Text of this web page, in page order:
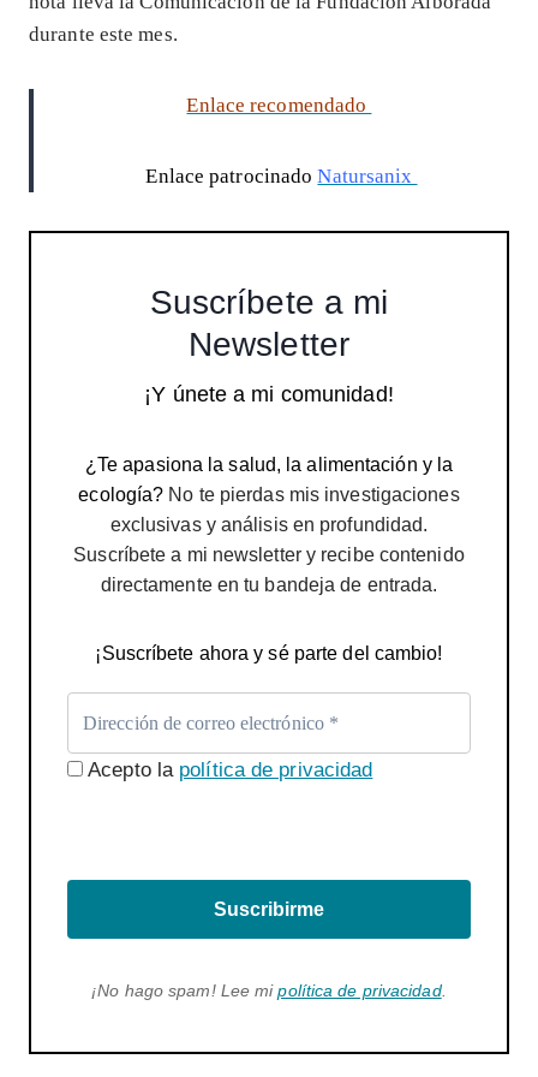
durante este mes.
Enlace recomendado
Enlace patrocinadoNatursanix
Suscríbete a mi
Newsletter
¡Y únete a mi comunidad!
¿Te apasiona la salud, la alimentación y la
ecología? No te pierdas mis investigaciones
exclusivas y análisis en profundidad.
Suscríbete a mi newsletter y recibe contenido
directamente en tu bandeja de entrada.
¡Suscríbete ahora y sé parte del cambio!
Acepto la política de privacidad
Suscribirme
¡No hago spam! Lee mipolítica de privacidad.